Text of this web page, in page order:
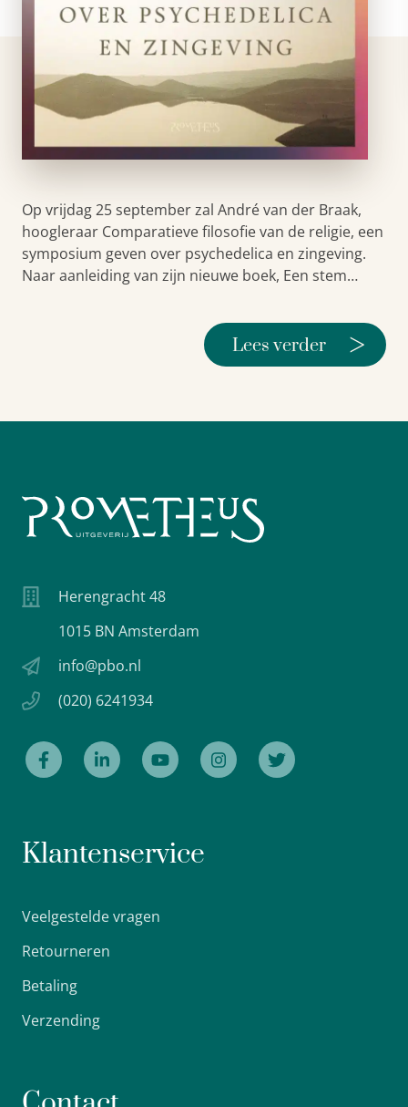
Op vrijdag 25 september zal André van der Braak,
hoogleraar Comparatieve filosofie van de religie, een
symposium geven over psychedelica en zingeving.
Naar aanleiding van zijn nieuwe boek, Een stem…
Lees verder >
Herengracht 48
1015 BN Amsterdam
info@pbo.nl
(020) 6241934
Klantenservice
Veelgestelde vragen
Retourneren
Betaling
Verzending